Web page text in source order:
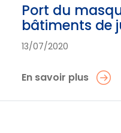
Port du
bâtiments de
13/07/2020
En savoir plus